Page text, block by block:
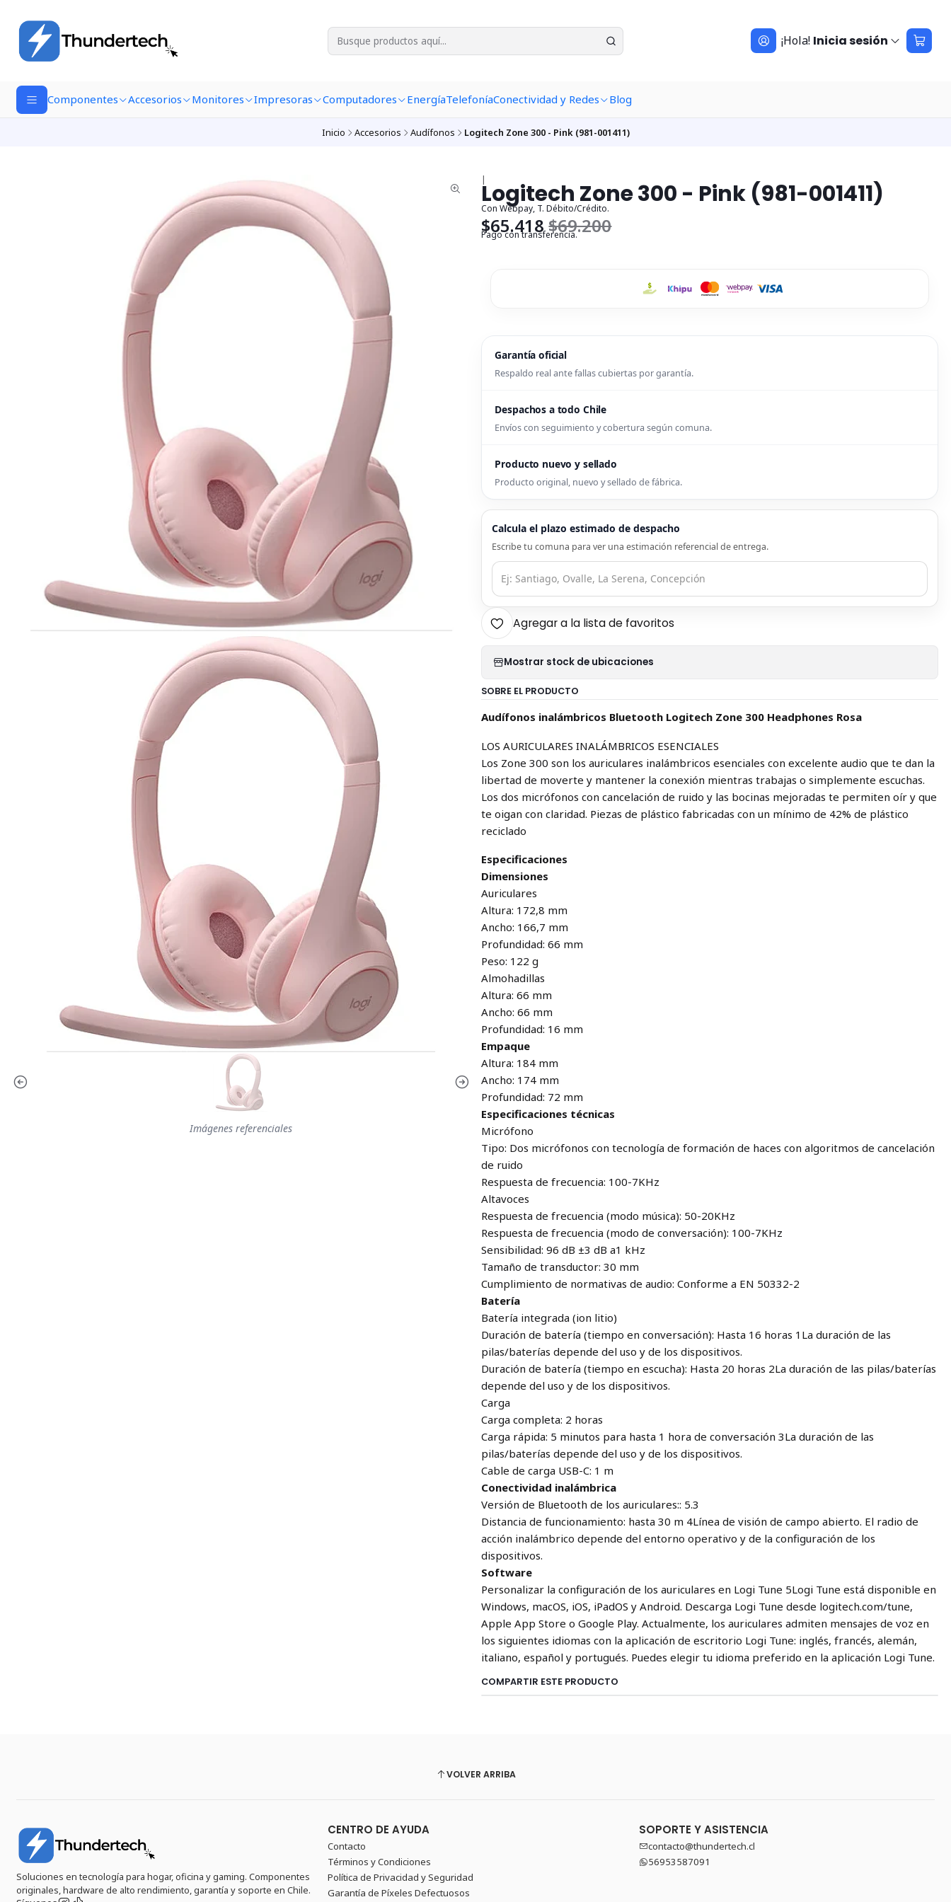
¡Hola! Inicia sesión
Componentes Accesorios Monitores Impresoras Computadores EnergíaTelefoníaConectividad y Redes Blog
Inicio Accesorios Audífonos Logitech Zone 300 - Pink (981-001411)
|Logitech Zone 300 - Pink (981-001411)
Con Webpay, T. Débito/Crédito.
$65.418$69.200
Pago con transferencia.
Garantía oficial
Respaldo real ante fallas cubiertas por garantía.
Despachos a todo Chile
Envíos con seguimiento y cobertura según comuna.
Producto nuevo y sellado
Producto original, nuevo y sellado de fábrica.
Calcula el plazo estimado de despacho
Escribe tu comuna para ver una estimación referencial de entrega.
Agregar a la lista de favoritos
Mostrar stock de ubicaciones
SOBRE EL PRODUCTO
Audífonos inalámbricos Bluetooth Logitech Zone 300 Headphones Rosa
LOS AURICULARES INALÁMBRICOS ESENCIALES
Los Zone 300 son los auriculares inalámbricos esenciales con excelente audio que te dan la
libertad de moverte y mantener la conexión mientras trabajas o simplemente escuchas.
Los dos micrófonos con cancelación de ruido y las bocinas mejoradas te permiten oír y que
te oigan con claridad. Piezas de plástico fabricadas con un mínimo de 42% de plástico
reciclado
Especificaciones
Dimensiones
Auriculares
Altura: 172,8 mm
Ancho: 166,7 mm
Profundidad: 66 mm
Peso: 122 g
Almohadillas
Altura: 66 mm
Ancho: 66 mm
Profundidad: 16 mm
Empaque
Altura: 184 mm
Ancho: 174 mm
Profundidad: 72 mm
Especificaciones técnicas
Micrófono
Tipo: Dos micrófonos con tecnología de formación de haces con algoritmos de cancelación
de ruido
Respuesta de frecuencia: 100-7KHz
Altavoces
Respuesta de frecuencia (modo música): 50-20KHz
Respuesta de frecuencia (modo de conversación): 100-7KHz
Sensibilidad: 96 dB ±3 dB a1 kHz
Tamaño de transductor: 30 mm
Cumplimiento de normativas de audio: Conforme a EN 50332-2
Batería
Batería integrada (ion litio)
Duración de batería (tiempo en conversación): Hasta 16 horas 1La duración de las
pilas/baterías depende del uso y de los dispositivos.
Duración de batería (tiempo en escucha): Hasta 20 horas 2La duración de las pilas/baterías
depende del uso y de los dispositivos.
Carga
Carga completa: 2 horas
Carga rápida: 5 minutos para hasta 1 hora de conversación 3La duración de las
pilas/baterías depende del uso y de los dispositivos.
Cable de carga USB-C: 1 m
Conectividad inalámbrica
Versión de Bluetooth de los auriculares:: 5.3
Distancia de funcionamiento: hasta 30 m 4Línea de visión de campo abierto. El radio de
acción inalámbrico depende del entorno operativo y de la configuración de los
dispositivos.
Software
Personalizar la configuración de los auriculares en Logi Tune 5Logi Tune está disponible en
Windows, macOS, iOS, iPadOS y Android. Descarga Logi Tune desde logitech.com/tune,
Apple App Store o Google Play. Actualmente, los auriculares admiten mensajes de voz en
los siguientes idiomas con la aplicación de escritorio Logi Tune: inglés, francés, alemán,
italiano, español y portugués. Puedes elegir tu idioma preferido en la aplicación Logi Tune.
COMPARTIR ESTE PRODUCTO
VOLVER ARRIBA
Soluciones en tecnología para hogar, oficina y gaming. Componentes
originales, hardware de alto rendimiento, garantía y soporte en Chile.
CENTRO DE AYUDA
Contacto
Términos y Condiciones
Política de Privacidad y Seguridad
Garantía de Píxeles Defectuosos
SOPORTE Y ASISTENCIA
contacto@thundertech.cl
56953587091